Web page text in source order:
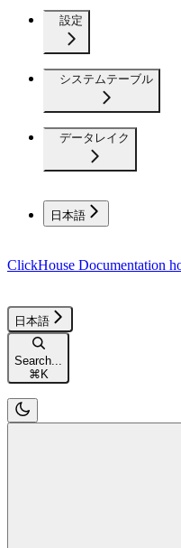
設定
システムテーブル
データレイク
日本語
ClickHouse Documentation
日本語
Search...
⌘K